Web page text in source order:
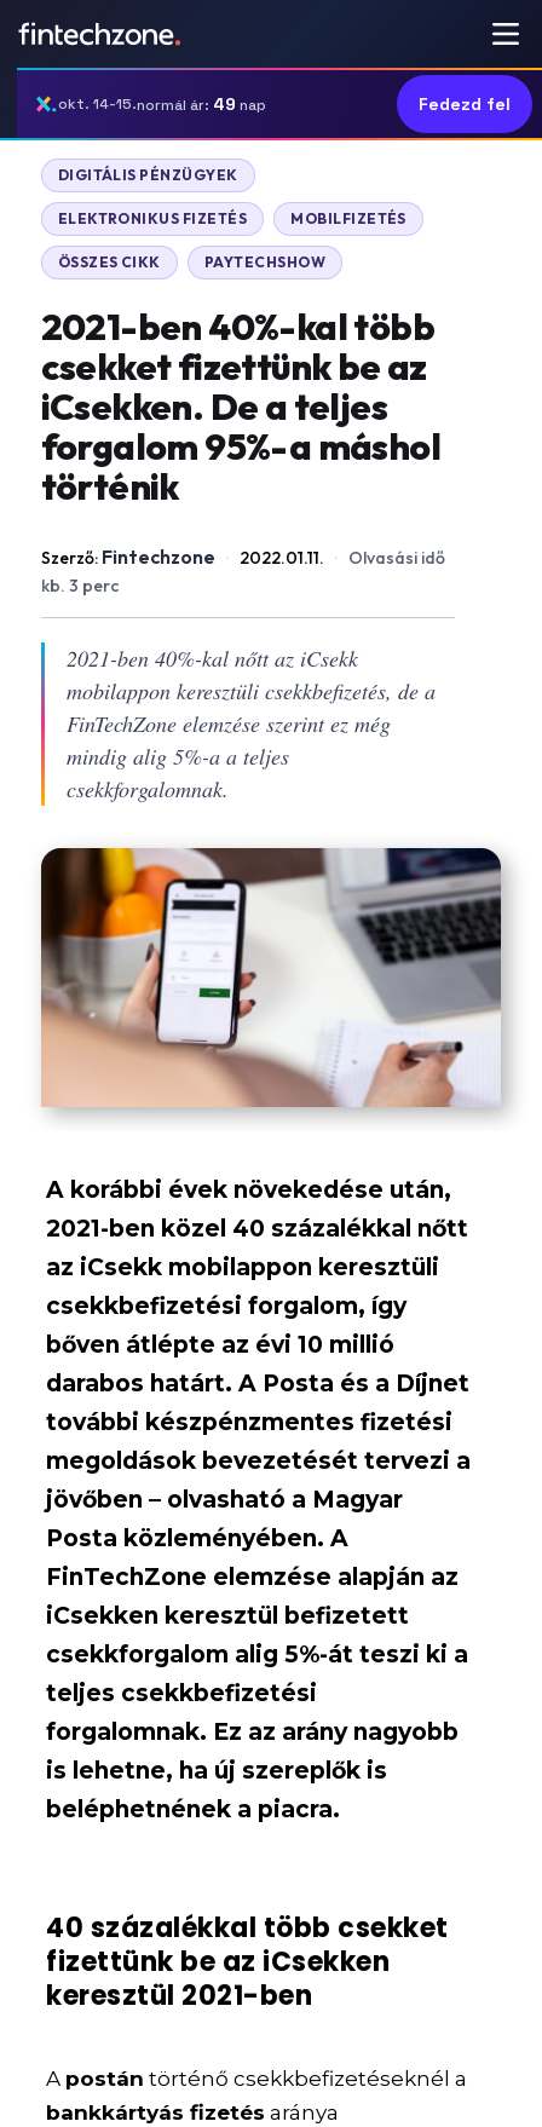
okt. 14-15.normál ár: 49 nap Fedezd fel
DIGITÁLIS PÉNZÜGYEK
ELEKTRONIKUS FIZETÉS MOBILFIZETÉS
ÖSSZES CIKK PAYTECHSHOW
2021-ben 40%-kal több
csekket fizettünk be az
iCsekken. De a teljes
forgalom 95%-a máshol
történik
Szerző: Fintechzone · 2022.01.11. · Olvasási idő
kb. 3 perc
2021-ben 40%-kal nőtt az iCsekk
mobilappon keresztüli csekkbefizetés, de a
FinTechZone elemzése szerint ez még
mindig alig 5%-a a teljes
csekkforgalomnak.
A korábbi évek növekedése után,
2021-ben közel 40 százalékkal nőtt
az iCsekk mobilappon keresztüli
csekkbefizetési forgalom, így
bőven átlépte az évi 10 millió
darabos határt. A Posta és a Díjnet
további készpénzmentes fizetési
megoldások bevezetését tervezi a
jövőben – olvasható a Magyar
Posta közleményében. A
FinTechZone elemzése alapján az
iCsekken keresztül befizetett
csekkforgalom alig 5%-át teszi ki a
teljes csekkbefizetési
forgalomnak. Ez az arány nagyobb
is lehetne, ha új szereplők is
beléphetnének a piacra.
40 százalékkal több csekket
fizettünk be az iCsekken
keresztül 2021-ben
A postán történő csekkbefizetéseknél a
bankkártyás fizetés aránya